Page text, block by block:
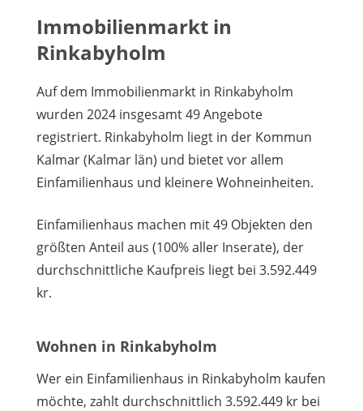
Immobilienmarkt in
Rinkabyholm
Auf dem Immobilienmarkt in Rinkabyholm
wurden 2024 insgesamt 49 Angebote
registriert. Rinkabyholm liegt in der Kommun
Kalmar (Kalmar län) und bietet vor allem
Einfamilienhaus und kleinere Wohneinheiten.
Einfamilienhaus machen mit 49 Objekten den
größten Anteil aus (100% aller Inserate), der
durchschnittliche Kaufpreis liegt bei 3.592.449
kr.
Wohnen in Rinkabyholm
Wer ein Einfamilienhaus in Rinkabyholm kaufen
möchte, zahlt durchschnittlich 3.592.449 kr bei